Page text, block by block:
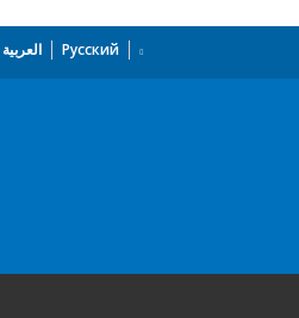
العربية Русский